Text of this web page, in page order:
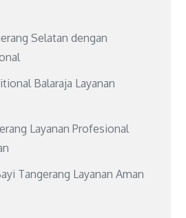
Selatan dengan
Balaraja Layanan
Layanan Profesional
Tangerang Layanan Aman